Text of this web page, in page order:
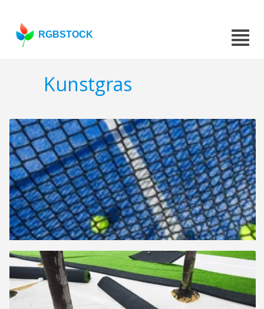
RGBSTOCK
Kunstgras